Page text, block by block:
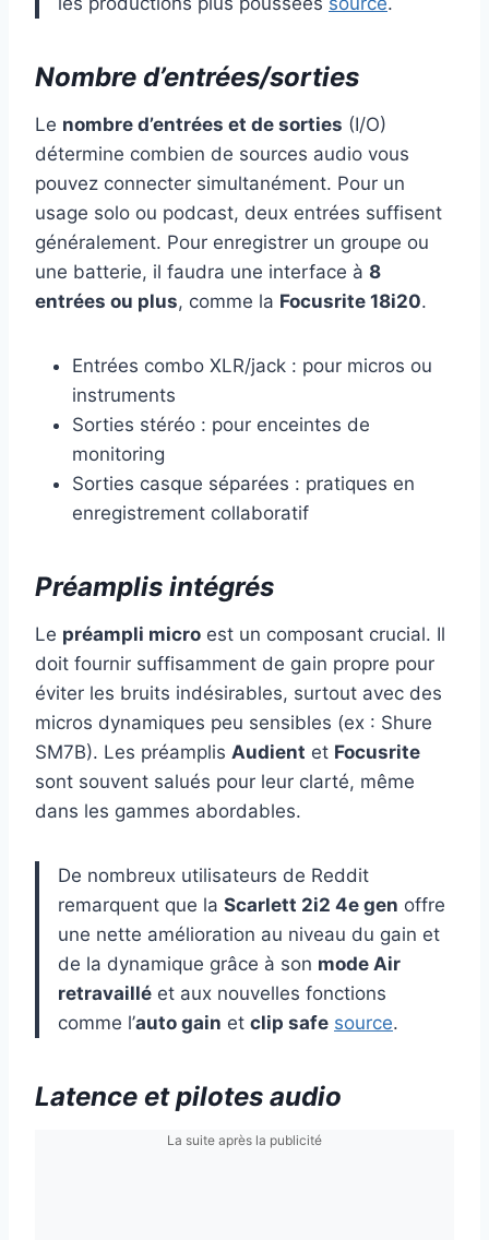
Nombre d’entrées/sorties
Le nombre d’entrées et de sorties (I/O)
détermine combien de sources audio vous
pouvez connecter simultanément. Pour un
usage solo ou podcast, deux entrées suffisent
généralement. Pour enregistrer un groupe ou
une batterie, il faudra une interface à 8
entrées ou plus, comme la Focusrite 18i20.
Entrées combo XLR/jack : pour micros ou
instruments
Sorties stéréo : pour enceintes de
monitoring
Sorties casque séparées : pratiques en
enregistrement collaboratif
Préamplis intégrés
Le préampli micro est un composant crucial. Il
doit fournir suffisamment de gain propre pour
éviter les bruits indésirables, surtout avec des
micros dynamiques peu sensibles (ex : Shure
SM7B). Les préamplis Audient et Focusrite
sont souvent salués pour leur clarté, même
dans les gammes abordables.
De nombreux utilisateurs de Reddit
remarquent que la Scarlett 2i2 4e gen offre
une nette amélioration au niveau du gain et
de la dynamique grâce à son mode Air
retravaillé et aux nouvelles fonctions
comme l’auto gain et clip safe source.
Latence et pilotes audio
La suite après la publicité